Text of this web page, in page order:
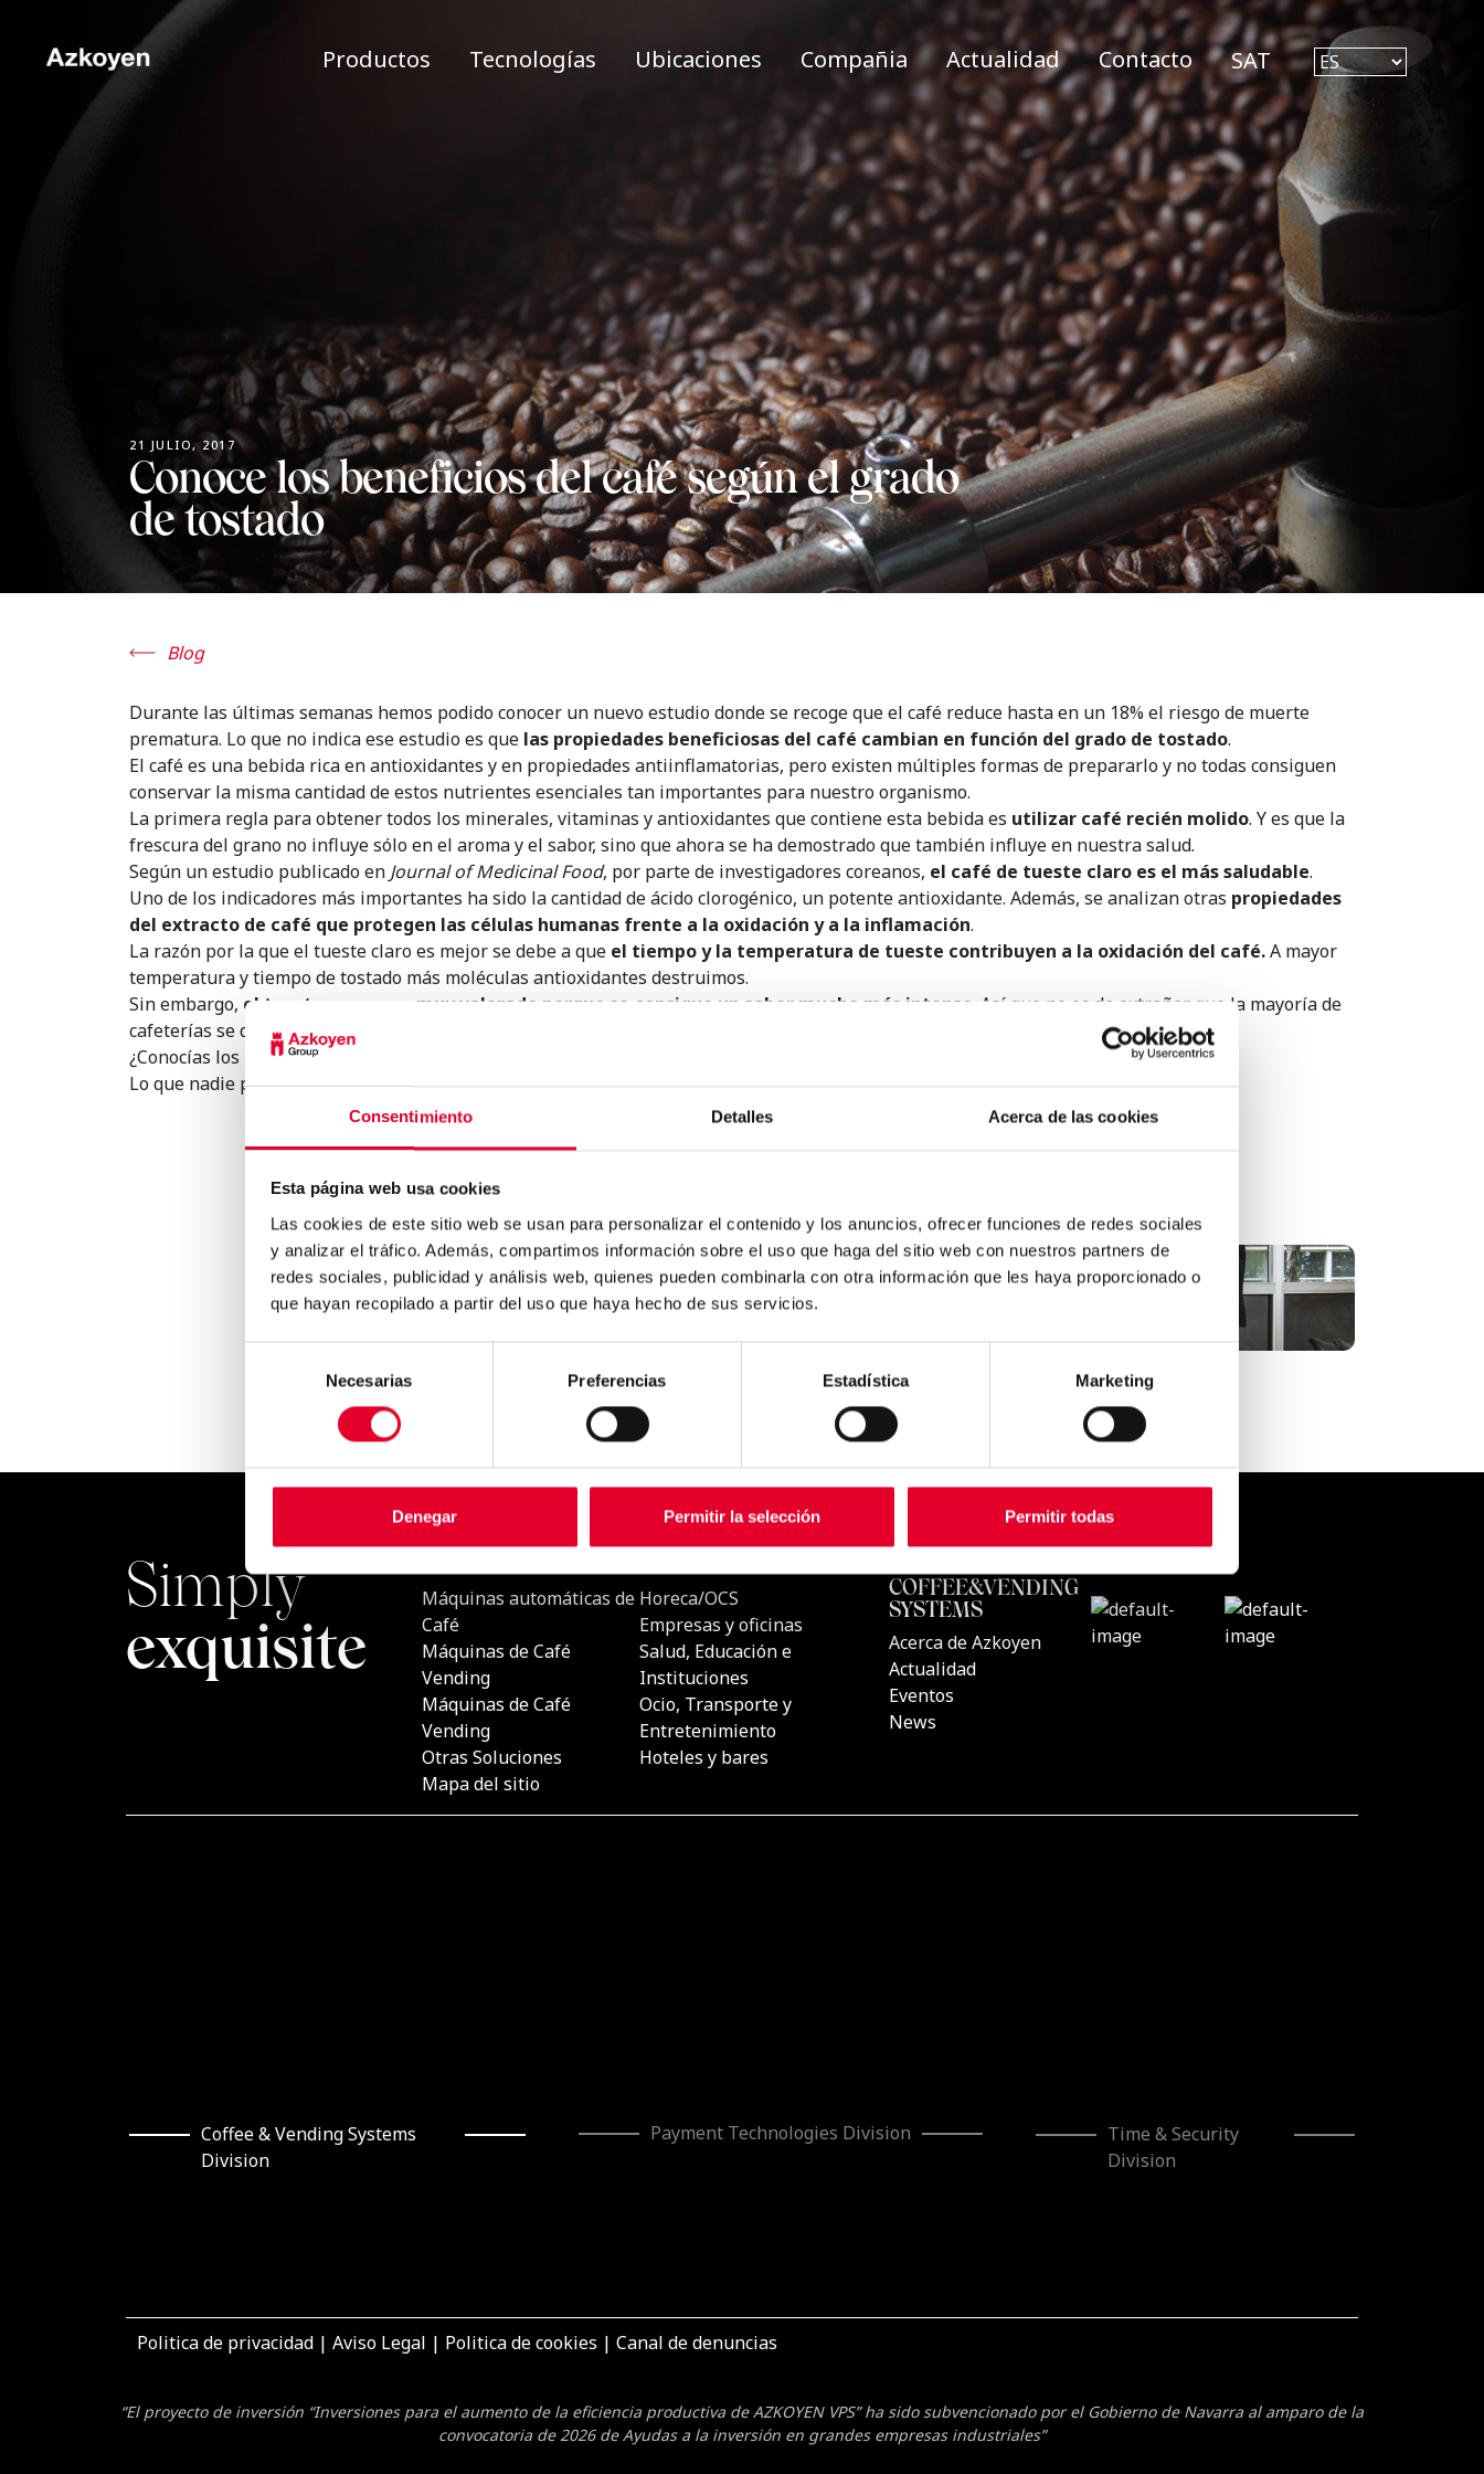
Consentimiento Detalles Acerca de las cookies
Esta página web usa cookies
Las cookies de este sitio web se usan para personalizar el contenido y los anuncios, ofrecer funciones de redes sociales
y analizar el tráfico. Además, compartimos información sobre el uso que haga del sitio web con nuestros partners de
redes sociales, publicidad y análisis web, quienes pueden combinarla con otra información que les haya proporcionado o
que hayan recopilado a partir del uso que haya hecho de sus servicios.
consentimiento
Necesarias Preferencias Estadística Marketing
Denegar Permitir la selección Permitir todas
Productos Tecnologías Ubicaciones Compañia Actualidad Contacto SAT
21 JULIO, 2017
Conoce los beneficios del café según el grado
de tostado
Blog
Durante las últimas semanas hemos podido conocer un nuevo estudio donde se recoge que el café reduce hasta en un 18% el riesgo de muerte
prematura. Lo que no indica ese estudio es que las propiedades beneficiosas del café cambian en función del grado de tostado.
El café es una bebida rica en antioxidantes y en propiedades antiinflamatorias, pero existen múltiples formas de prepararlo y no todas consiguen
conservar la misma cantidad de estos nutrientes esenciales tan importantes para nuestro organismo.
La primera regla para obtener todos los minerales, vitaminas y antioxidantes que contiene esta bebida es utilizar café recién molido. Y es que la
frescura del grano no influye sólo en el aroma y el sabor, sino que ahora se ha demostrado que también influye en nuestra salud.
Según un estudio publicado en Journal of Medicinal Food, por parte de investigadores coreanos, el café de tueste claro es el más saludable.
Uno de los indicadores más importantes ha sido la cantidad de ácido clorogénico, un potente antioxidante. Además, se analizan otras propiedades
del extracto de café que protegen las células humanas frente a la oxidación y a la inflamación.
La razón por la que el tueste claro es mejor se debe a que el tiempo y la temperatura de tueste contribuyen a la oxidación del café.A mayor
temperatura y tiempo de tostado más moléculas antioxidantes destruimos.
Sin embargo, el tueste oscuro es muy valorado porque se consigue un sabor mucho más intenso . Así que no es de extrañar que la mayoría de
cafeterías se decanten por este último.
¿Conocías los resultados de este estudio? ¿Intentarás tomar café de tueste claro o eres un fan incondicional del café intenso?
Lo que nadie puede negar es que el café continúa levantando pasiones y que existen formatos para todos los gustos.
Vending: Eficiencia energética
y medio ambiente...
El vending es el mejor apoyo
Simply
exquisite
Máquinas automáticas de
Café
Máquinas de Café
Vending
Máquinas de Café
Vending
Otras Soluciones
Mapa del sitio
Horeca/OCS
Empresas y oficinas
Salud, Educación e
Instituciones
Ocio, Transporte y
Entretenimiento
Hoteles y bares
COFFEE&VENDING
SYSTEMS
Acerca de Azkoyen
Actualidad
Eventos
News